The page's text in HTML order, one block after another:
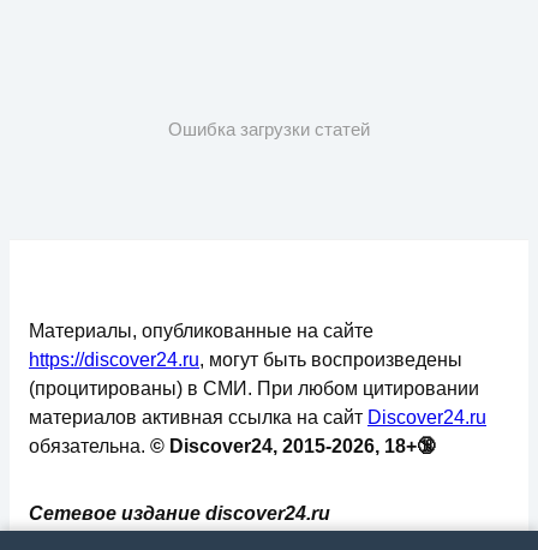
Ошибка загрузки статей
Сетевое издание discover24.ru
Материалы, опубликованные на сайте
https://discover24.ru, могут быть воспроизведены
(процитированы) в СМИ. При любом цитировании
материалов активная ссылка на сайт Discover24.ru
обязательна. © Discover24, 2015-2026, 18+🔞